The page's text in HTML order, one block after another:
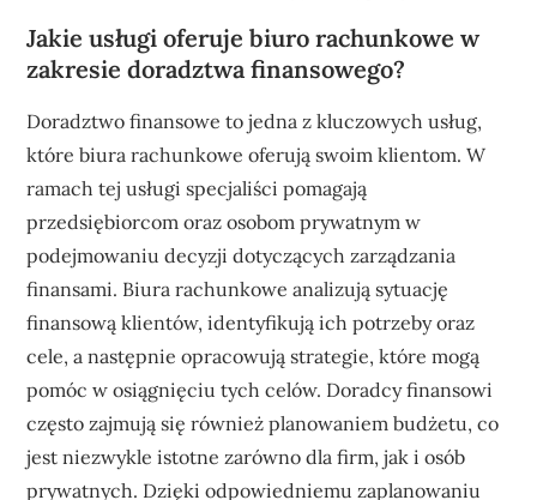
Jakie usługi oferuje biuro rachunkowe w
zakresie doradztwa finansowego?
Doradztwo finansowe to jedna z kluczowych usług,
które biura rachunkowe oferują swoim klientom. W
ramach tej usługi specjaliści pomagają
przedsiębiorcom oraz osobom prywatnym w
podejmowaniu decyzji dotyczących zarządzania
finansami. Biura rachunkowe analizują sytuację
finansową klientów, identyfikują ich potrzeby oraz
cele, a następnie opracowują strategie, które mogą
pomóc w osiągnięciu tych celów. Doradcy finansowi
często zajmują się również planowaniem budżetu, co
jest niezwykle istotne zarówno dla firm, jak i osób
prywatnych. Dzięki odpowiedniemu zaplanowaniu